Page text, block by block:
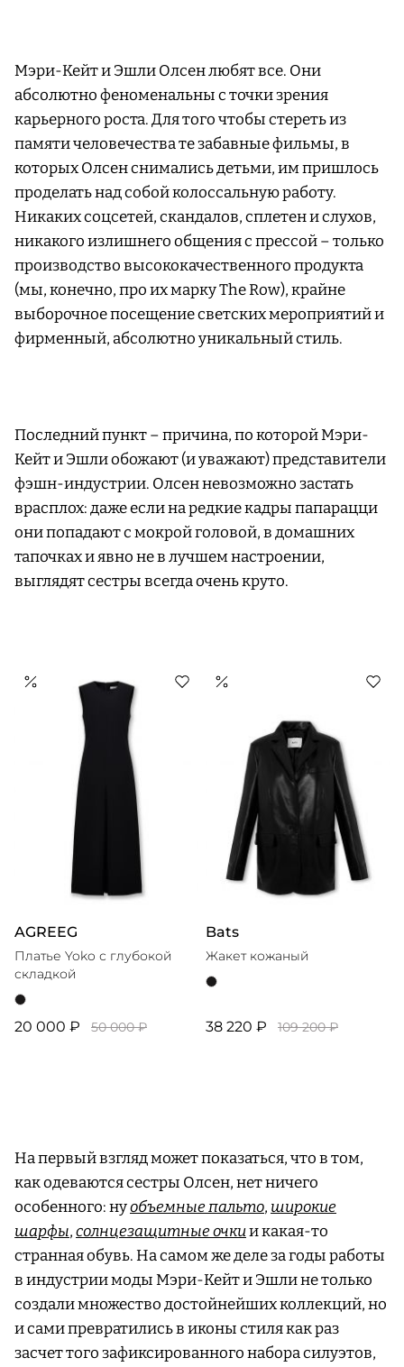
Мэри-Кейт и Эшли Олсен любят все. Они
абсолютно феноменальны с точки зрения
карьерного роста. Для того чтобы стереть из
памяти человечества те забавные фильмы, в
которых Олсен снимались детьми, им пришлось
проделать над собой колоссальную работу.
Никаких соцсетей, скандалов, сплетен и слухов,
никакого излишнего общения с прессой – только
производство высококачественного продукта
(мы, конечно, про их марку The Row), крайне
выборочное посещение светских мероприятий и
фирменный, абсолютно уникальный стиль.
Последний пункт – причина, по которой Мэри-
Кейт и Эшли обожают (и уважают) представители
фэшн-индустрии. Олсен невозможно застать
врасплох: даже если на редкие кадры папарацци
они попадают с мокрой головой, в домашних
тапочках и явно не в лучшем настроении,
выглядят сестры всегда очень круто.
AGREEG
Платье Yoko с глубокой
складкой
20 000 ₽ 50 000 ₽
Bats
Жакет кожаный
38 220 ₽ 109 200 ₽
На первый взгляд может показаться, что в том,
как одеваются сестры Олсен, нет ничего
особенного: нуобъемные пальто, широкие
шарфы,солнцезащитные очкии какая-то
странная обувь. На самом же деле за годы работы
в индустрии моды Мэри-Кейт и Эшли не только
создали множество достойнейших коллекций, но
и сами превратились в иконы стиля как раз
засчет того зафиксированного набора силуэтов,